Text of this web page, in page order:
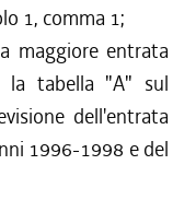
1, comma 1;
maggiore entrata
la tabella "A" sul
dell'entrata
1996-1998 e del